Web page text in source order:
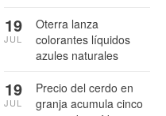
Oterra lanza
colorantes líquidos
azules naturales
19
JUL
Precio del cerdo en
granja acumula cinco
19
JUL